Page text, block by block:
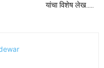
यांचा विशेष लेख…..